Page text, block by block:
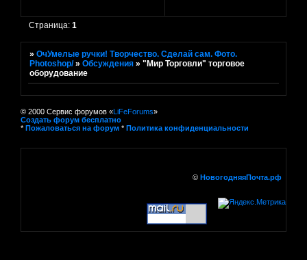
Страница:1
»ОчУмелые ручки! Творчество. Сделай сам. Фото.
Photoshop/ »Обсуждения »"Мир Торговли" торговое
оборудование
© 2000 Сервис форумов «LiFeForums»
Создать форум бесплатно
* Пожаловаться на форум * Политика конфиденциальности
© НовогодняяПочта.рф